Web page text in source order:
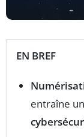
EN BREF
entraîne